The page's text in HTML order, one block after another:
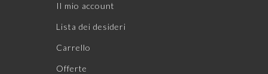
Il mio account
Lista dei desideri
Carrello
Offerte